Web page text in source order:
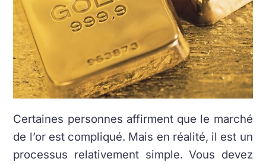
Certaines personnes affirment que le marché
de l’or est compliqué. Mais en réalité, il est un
processus relativement simple. Vous devez